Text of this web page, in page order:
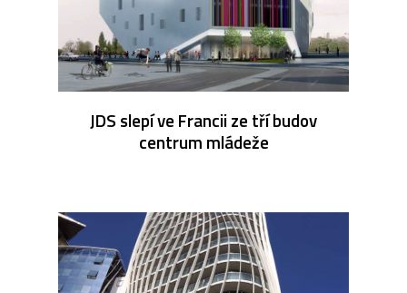
JDS slepí ve Francii ze tří budov
centrum mládeže